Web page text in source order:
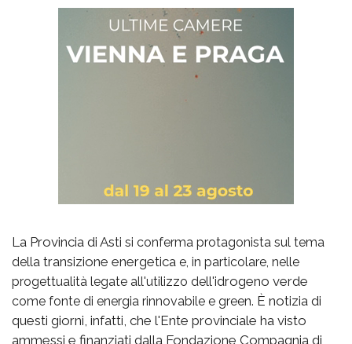
La Provincia di Asti si conferma protagonista sul tema
della transizione energetica e, in particolare, nelle
progettualità legate all'utilizzo dell'idrogeno verde
come fonte di energia rinnovabile e green. È notizia di
questi giorni, infatti, che l'Ente provinciale ha visto
ammessi e finanziati dalla Fondazione Compagnia di